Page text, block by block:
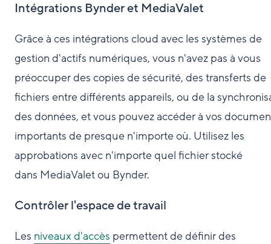
Intégrations Bynder et MediaValet
Grâce à ces intégrations cloud avec les systèmes de
gestion d'actifs numériques, vous n'avez pas à vous
préoccuper des copies de sécurité, des transferts de
fichiers entre différents appareils, ou de la
des données, et vous pouvez accéder à vos
importants de presque n'importe où. Utilisez les
approbations avec n'importe quel fichier stocké
dans MediaValet ou Bynder.
Contrôler l'espace de travail
Les niveaux d'accès permettent de définir des